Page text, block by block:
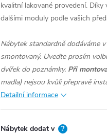
kvalitní lakované provedení.
dalšími moduly podle vašich
Nábytek standardně dodáváme
smontovaný. Uveďte prosím
dvířek do poznámky. Při
madla) nejsou kvůli přepravě
Detailní informace
Nábytek dodat v ?